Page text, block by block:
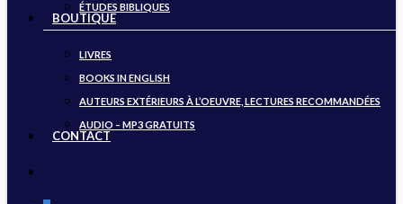
ÉTUDES BIBLIQUES
BOUTIQUE
LIVRES
BOOKS IN ENGLISH
AUTEURS EXTÉRIEURS À L’OEUVRE, LECTURES RECOMMANDÉES
AUDIO – MP3 GRATUITS
CONTACT